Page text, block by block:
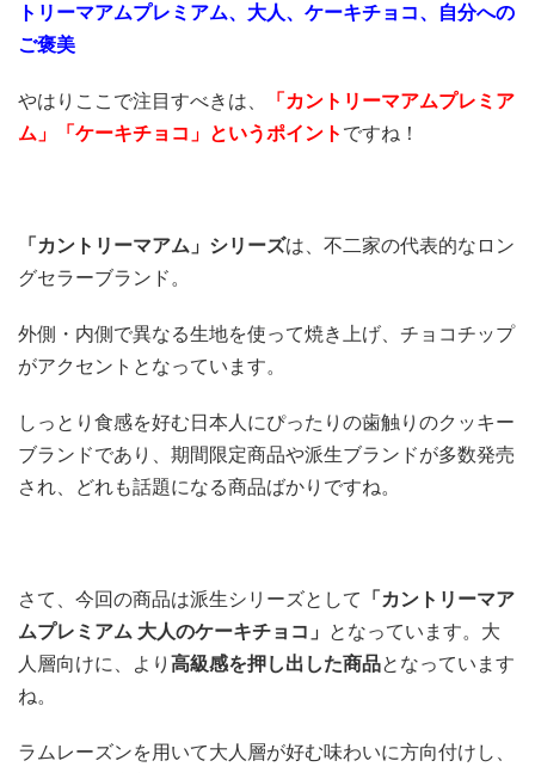
トリーマアムプレミアム、大人、ケーキチョコ、自分への
ご褒美
やはりここで注目すべきは、
「カントリーマアムプレミア
ム 」「ケーキチョコ」というポイント ですね！
「カントリーマアム」シリーズは、不二家の代表的なロン
グセラーブランド。
外側・内側で異なる生地を使って焼き上げ、チョコチップ
がアクセントとなっています。
しっとり食感を好む日本人にぴったりの歯触りのクッキー
ブランドであり、期間限定商品や派生ブランドが多数発売
され、どれも話題になる商品ばかりですね。
さて、今回の商品は派生シリーズとして 「カントリーマア
ムプレミアム 大人のケーキチョコ」 となっています。大
人層向けに、より 高級感を押し出した商品となっています
ね。
ラムレーズンを用いて大人層が好む味わいに方向付けし、